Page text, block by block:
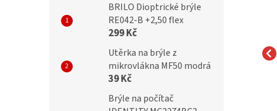
BRILO Dioptrické brýle
RE042-B +2,50 flex
299 Kč
Utěrka na brýle z
mikrovlákna MF50 modrá
39 Kč
Brýle na počítač
EYEWEAR Slim
MONTANA EYEWEAR Slim
BLF51F +1,50 Flex